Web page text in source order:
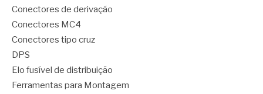
Conectores de derivação
Conectores MC4
Conectores tipo cruz
DPS
Elo fusível de distribuição
Ferramentas para Montagem